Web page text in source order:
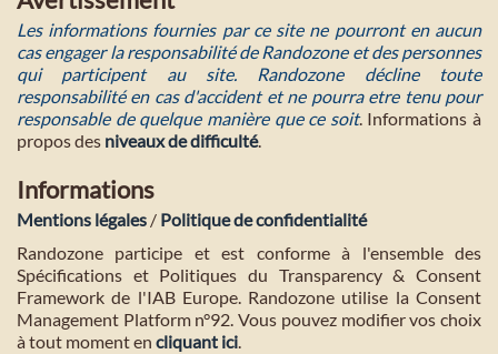
Les informations fournies par ce site ne pourront en aucun
cas engager la responsabilité de Randozone et des personnes
qui participent au site. Randozone décline toute
responsabilité en cas d'accident et ne pourra etre tenu pour
responsable de quelque manière que ce soit. Informations à
propos des niveaux de difficulté.
Informations
Mentions légales / Politique de confidentialité
Randozone participe et est conforme à l'ensemble des
Spécifications et Politiques du Transparency & Consent
Framework de l'IAB Europe. Randozone utilise la Consent
Management Platform n°92. Vous pouvez modifier vos choix
à tout moment en cliquant ici.